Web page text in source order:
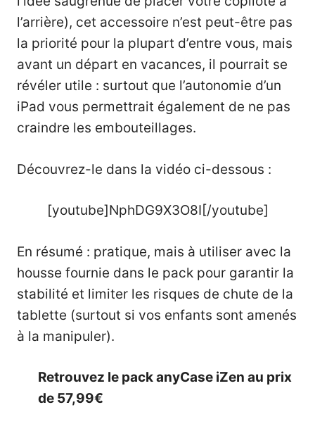
l’arrière), cet accessoire n’est peut-être pas
la priorité pour la plupart d’entre vous, mais
avant un départ en vacances, il pourrait se
révéler utile : surtout que l’autonomie d’un
iPad vous permettrait également de ne pas
craindre les embouteillages.
Découvrez-le dans la vidéo ci-dessous :
[youtube]NphDG9X3O8I[/youtube]
En résumé : pratique, mais à utiliser avec la
housse fournie dans le pack pour garantir la
stabilité et limiter les risques de chute de la
tablette (surtout si vos enfants sont amenés
à la manipuler).
Retrouvez le pack anyCase iZen au prix
de 57,99€